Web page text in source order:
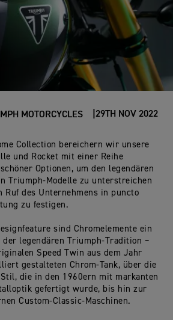
MOTORCYCLES 29TH NOV 2022
Collection bereichern wir unsere
und Rocket mit einer Reihe
Optionen, um den legendären
Triumph-Modelle zu unterstreichen
Ruf des Unternehmens in puncto
zu festigen.
sind Chromelemente ein
legendären Triumph-Tradition −
Speed Twin aus dem Jahr
gestalteten Chrom-Tank, über die
Stil, die in den 1960ern mit markanten
gefertigt wurde, bis hin zur
Custom-Classic-Maschinen.